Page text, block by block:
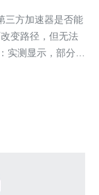
三方加速器是否能
实测显示，部分加
险和合规问题，